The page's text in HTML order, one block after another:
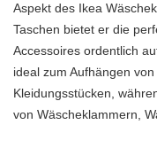
Aspekt des Ikea
Taschen bietet er die
Accessoires ordentlich
ideal zum Aufhängen
Kleidungsstücken,
von Wäscheklammern,